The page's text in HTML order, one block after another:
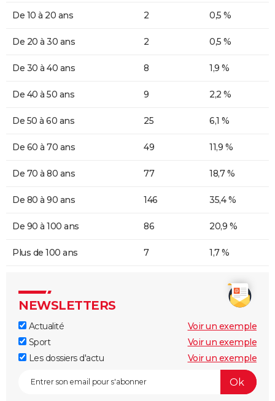
De 10 à 20 ans 2 0,5 %
De 20 à 30 ans 2 0,5 %
De 30 à 40 ans 8 1,9 %
De 40 à 50 ans 9 2,2 %
De 50 à 60 ans 25 6,1 %
De 60 à 70 ans 49 11,9 %
De 70 à 80 ans 77 18,7 %
De 80 à 90 ans 146 35,4 %
De 90 à 100 ans 86 20,9 %
Plus de 100 ans 7 1,7 %
NEWSLETTERS
Actualité
Voir un exemple
Sport
Voir un exemple
Les dossiers d'actu
Voir un exemple